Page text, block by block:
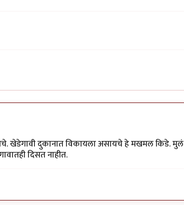
खेडेगावी दुकानात विकायला असायचे हे मखमल किडे. मुलं
दिसत नाहीत.